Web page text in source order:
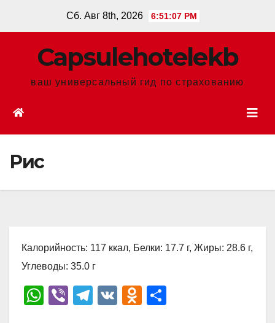
Сб. Авг 8th, 2026 6:51:08 PM
Сapsulehotelekb
ваш универсальный гид по страхованию
Рис
Калорийность: 117 ккал, Белки: 17.7 г, Жиры: 28.6 г,
Углеводы: 35.0 г
W
Vi
T
V
O